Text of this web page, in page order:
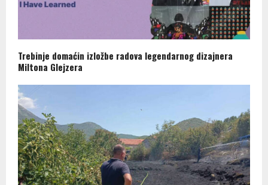
Trebinje domaćin izložbe radova legendarnog dizajnera
Miltona Glejzera